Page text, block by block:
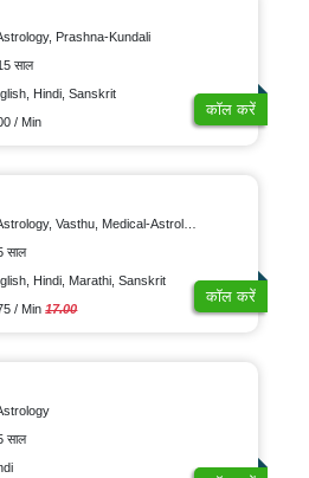
Prashna-Kundali
साल
Hindi, Sanskrit
/ Min
कॉल करें
Vasthu, Medical-Astrology, Prashna-Kundali
साल
Hindi, Marathi, Sanskrit
/ Min17.00
कॉल करें
साल